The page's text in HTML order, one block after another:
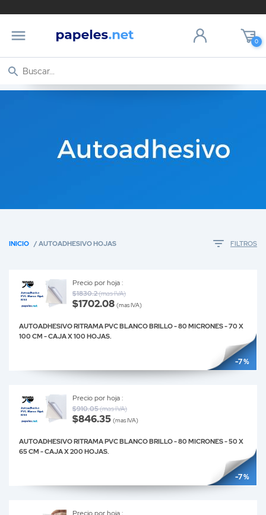
0
INICIO / AUTOADHESIVO HOJAS FILTROS
-7 %
Precio por hoja :
$1830.2(mas IVA)
$1702.08 (mas IVA)
AUTOADHESIVO RITRAMA PVC BLANCO BRILLO - 80 MICRONES - 70 X
100 CM - CAJA X 100 HOJAS.
-7 %
Precio por hoja :
$910.05(mas IVA)
$846.35 (mas IVA)
AUTOADHESIVO RITRAMA PVC BLANCO BRILLO - 80 MICRONES - 50 X
65 CM - CAJA X 200 HOJAS.